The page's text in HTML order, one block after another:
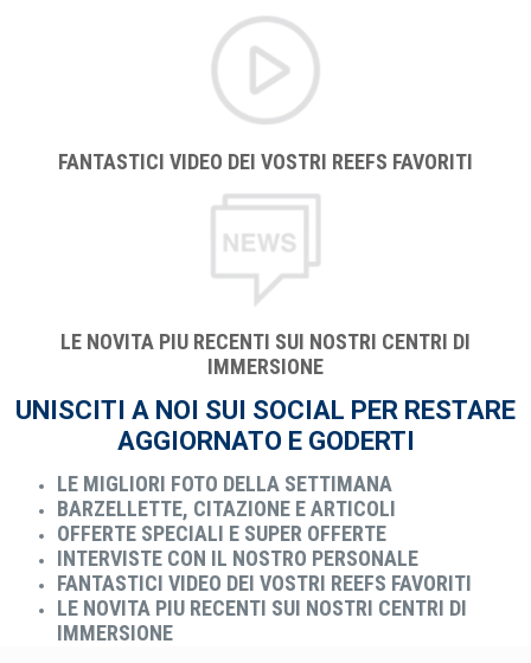
FANTASTICI VIDEO DEI VOSTRI REEFS FAVORITI
LE NOVITA PIU RECENTI SUI NOSTRI CENTRI DI
IMMERSIONE
UNISCITI A NOI SUI SOCIAL PER RESTARE
AGGIORNATO E GODERTI
LE MIGLIORI FOTO DELLA SETTIMANA
BARZELLETTE, CITAZIONE E ARTICOLI
OFFERTE SPECIALI E SUPER OFFERTE
INTERVISTE CON IL NOSTRO PERSONALE
FANTASTICI VIDEO DEI VOSTRI REEFS FAVORITI
LE NOVITA PIU RECENTI SUI NOSTRI CENTRI DI
IMMERSIONE